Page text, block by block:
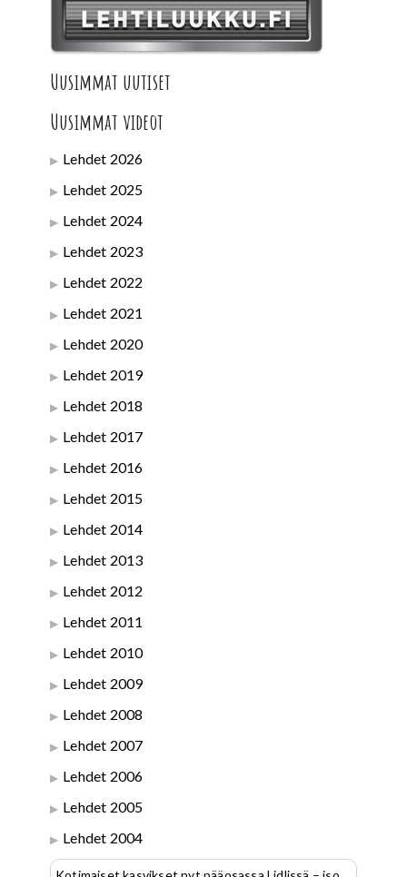
Uusimmat uutiset
Uusimmat videot
Lehdet 2026
Lehdet 2025
Lehdet 2024
Lehdet 2023
Lehdet 2022
Lehdet 2021
Lehdet 2020
Lehdet 2019
Lehdet 2018
Lehdet 2017
Lehdet 2016
Lehdet 2015
Lehdet 2014
Lehdet 2013
Lehdet 2012
Lehdet 2011
Lehdet 2010
Lehdet 2009
Lehdet 2008
Lehdet 2007
Lehdet 2006
Lehdet 2005
Lehdet 2004